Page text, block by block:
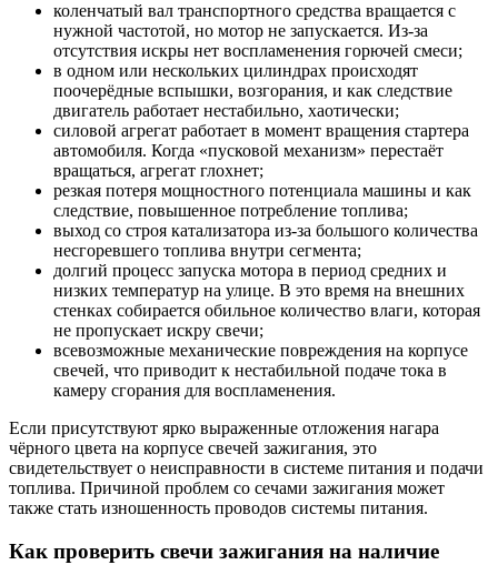
коленчатый вал транспортного средства вращается с
нужной частотой, но мотор не запускается. Из-за
отсутствия искры нет воспламенения горючей смеси;
в одном или нескольких цилиндрах происходят
поочерёдные вспышки, возгорания, и как следствие
двигатель работает нестабильно, хаотически;
силовой агрегат работает в момент вращения стартера
автомобиля. Когда «пусковой механизм» перестаёт
вращаться, агрегат глохнет;
резкая потеря мощностного потенциала машины и как
следствие, повышенное потребление топлива;
выход со строя катализатора из-за большого количества
несгоревшего топлива внутри сегмента;
долгий процесс запуска мотора в период средних и
низких температур на улице. В это время на внешних
стенках собирается обильное количество влаги, которая
не пропускает искру свечи;
всевозможные механические повреждения на корпусе
свечей, что приводит к нестабильной подаче тока в
камеру сгорания для воспламенения.
Если присутствуют ярко выраженные отложения нагара
чёрного цвета на корпусе свечей зажигания, это
свидетельствует о неисправности в системе питания и подачи
топлива. Причиной проблем со сечами зажигания может
также стать изношенность проводов системы питания.
Как проверить свечи зажигания на наличие